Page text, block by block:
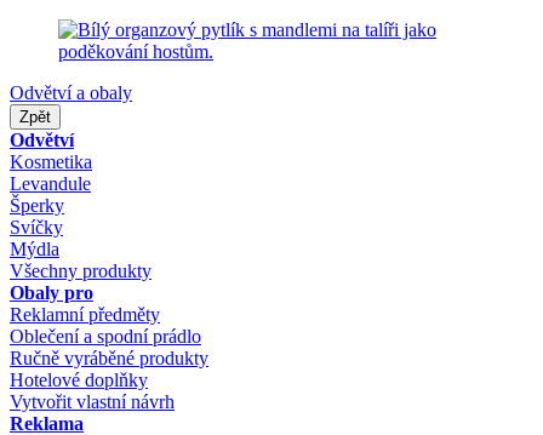
Odvětví a obaly
Zpět
Odvětví
Kosmetika
Levandule
Šperky
Svíčky
Mýdla
Všechny produkty
Obaly pro
Reklamní předměty
Oblečení a spodní prádlo
Ručně vyráběné produkty
Hotelové doplňky
Vytvořit vlastní návrh
Reklama